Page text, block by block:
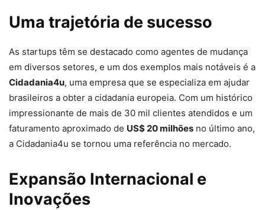
Uma trajetória de sucesso
As startups têm se destacado como agentes de mudança
em diversos setores, e um dos exemplos mais notáveis é a
Cidadania4u, uma empresa que se especializa em ajudar
brasileiros a obter a cidadania europeia. Com um histórico
impressionante de mais de 30 mil clientes atendidos e um
faturamento aproximado de US$ 20 milhões no último ano,
a Cidadania4u se tornou uma referência no mercado.
Expansão Internacional e
Inovações